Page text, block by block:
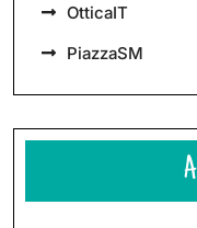
OtticaIT
PiazzaSM